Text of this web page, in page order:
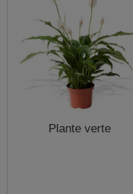
Plante verte